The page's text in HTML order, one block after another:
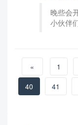
晚些会
小伙伴
« 1
40
41